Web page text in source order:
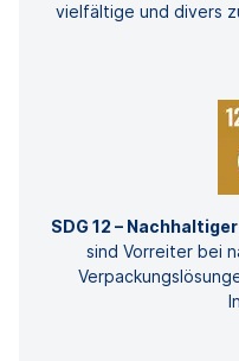
vielfältige und divers
SDG 12 –
sind Vorreiter bei